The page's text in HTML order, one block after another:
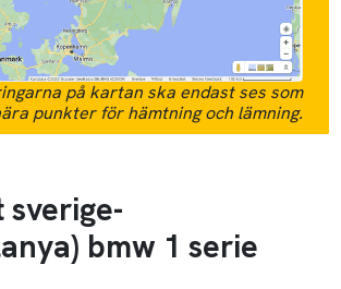
på kartan ska endast ses som
punkter för hämtning och lämning.
bmw 1 serie